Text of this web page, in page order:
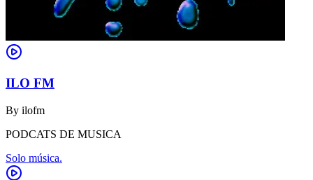
ILO FM
By ilofm
PODCATS DE MUSICA
Solo música.